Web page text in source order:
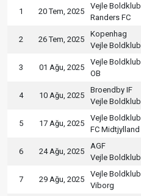
1 20 Tem, 2025
Vejle Boldklub
Randers FC
2 26 Tem, 2025
Kopenhag
Vejle Boldklub
3 01 Ağu, 2025
Vejle Boldklub
OB
4 10 Ağu, 2025
Broendby IF
Vejle Boldklub
5 17 Ağu, 2025
Vejle Boldklub
FC Midtjylland
6 24 Ağu, 2025
AGF
Vejle Boldklub
7 29 Ağu, 2025
Vejle Boldklub
Viborg